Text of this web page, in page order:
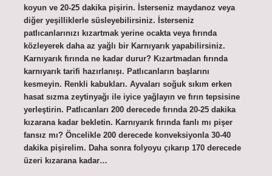
koyun ve 20-25 dakika pişirin. İsterseniz maydanoz veya
diğer yeşilliklerle süsleyebilirsiniz. İsterseniz
patlıcanlarınızı kızartmak yerine ocakta veya fırında
közleyerek daha az yağlı bir Karnıyarık yapabilirsiniz.
Karnıyarık fırında ne kadar durur? Kızartmadan fırında
karnıyarık tarifi hazırlanışı. Patlıcanların başlarını
kesmeyin. Renkli kabukları. Ayvaları soğuk sıkım erken
hasat sızma zeytinyağı ile iyice yağlayın ve fırın tepsisine
yerleştirin. Patlıcanları 200 derecede fırında 20-25 dakika
kızarana kadar bekletin. Karnıyarık fırında fanlı mı pişer
fansız mı? Öncelikle 200 derecede konveksiyonla 30-40
dakika pişirelim. Daha sonra folyoyu çıkarıp 170 derecede
üzeri kızarana kadar…